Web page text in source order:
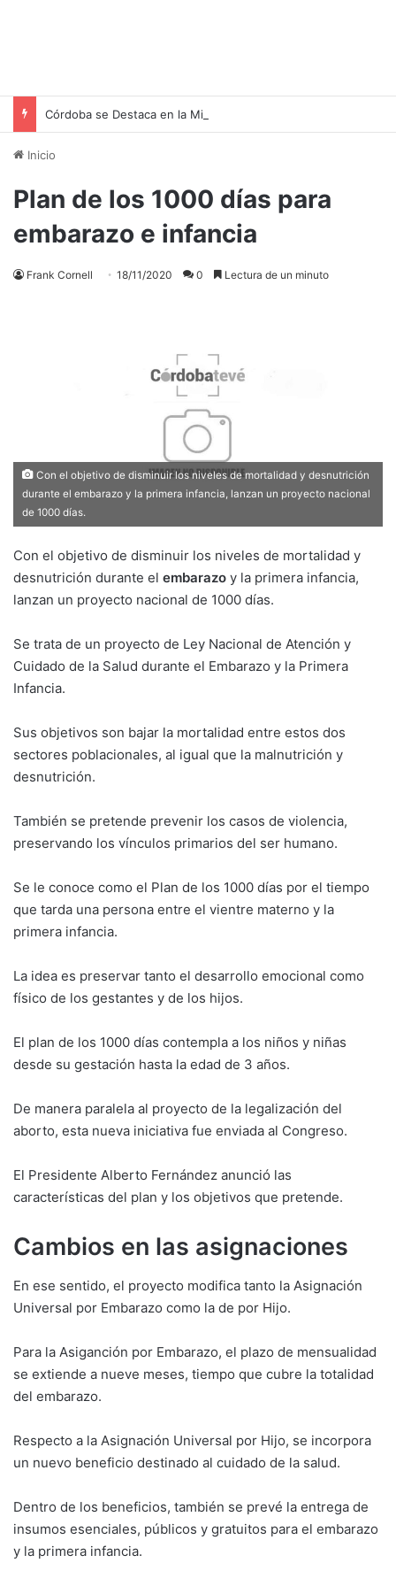
Inicio
Plan de los 1000 días para
embarazo e infancia
Frank Cornell 18/11/2020 0 Lectura de un minuto
Con el objetivo de disminuir los niveles de mortalidad y desnutrición
durante el embarazo y la primera infancia, lanzan un proyecto nacional
de 1000 días.
Con el objetivo de disminuir los niveles de mortalidad y
desnutrición durante el embarazo y la primera infancia,
lanzan un proyecto nacional de 1000 días.
Se trata de un proyecto de Ley Nacional de Atención y
Cuidado de la Salud durante el Embarazo y la Primera
Infancia.
Sus objetivos son bajar la mortalidad entre estos dos
sectores poblacionales, al igual que la malnutrición y
desnutrición.
También se pretende prevenir los casos de violencia,
preservando los vínculos primarios del ser humano.
Se le conoce como el Plan de los 1000 días por el tiempo
que tarda una persona entre el vientre materno y la
primera infancia.
La idea es preservar tanto el desarrollo emocional como
físico de los gestantes y de los hijos.
El plan de los 1000 días contempla a los niños y niñas
desde su gestación hasta la edad de 3 años.
De manera paralela al proyecto de la legalización del
aborto, esta nueva iniciativa fue enviada al Congreso.
El Presidente Alberto Fernández anunció las
características del plan y los objetivos que pretende.
Cambios en las asignaciones
En ese sentido, el proyecto modifica tanto la Asignación
Universal por Embarazo como la de por Hijo.
Para la Asiganción por Embarazo, el plazo de mensualidad
se extiende a nueve meses, tiempo que cubre la totalidad
del embarazo.
Respecto a la Asignación Universal por Hijo, se incorpora
un nuevo beneficio destinado al cuidado de la salud.
Dentro de los beneficios, también se prevé la entrega de
insumos esenciales, públicos y gratuitos para el embarazo
y la primera infancia.